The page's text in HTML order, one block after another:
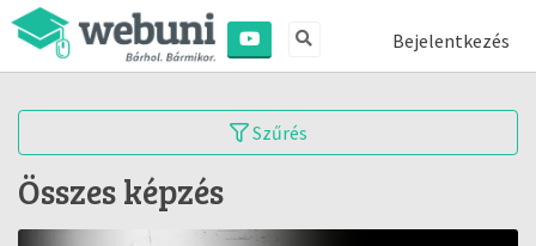
Bejelentkezés
Szűrés
Összes képzés